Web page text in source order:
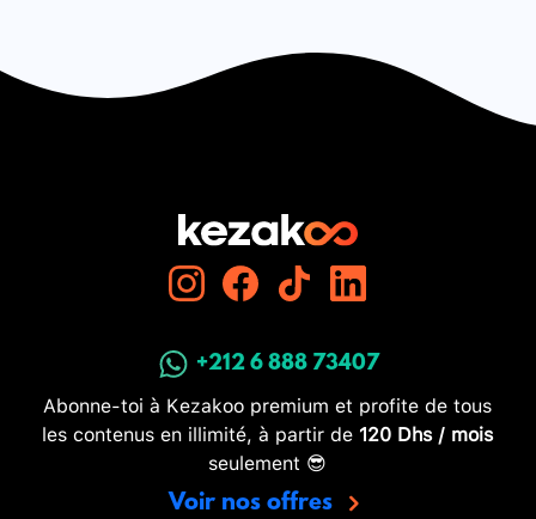
+212 6 888 73407
Abonne-toi à Kezakoo premium et profite de tous
les contenus en illimité, à partir de 120 Dhs / mois
seulement 😎
Voir nos offres